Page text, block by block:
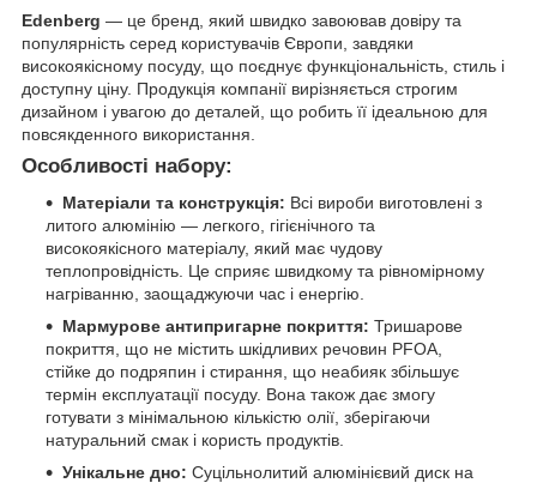
Edenberg — це бренд, який швидко завоював довіру та
популярність серед користувачів Європи, завдяки
високоякісному посуду, що поєднує функціональність, стиль і
доступну ціну. Продукція компанії вирізняється строгим
дизайном і увагою до деталей, що робить її ідеальною для
повсякденного використання.
Особливості набору:
Матеріали та конструкція: Всі вироби виготовлені з
литого алюмінію — легкого, гігієнічного та
високоякісного матеріалу, який має чудову
теплопровідність. Це сприяє швидкому та рівномірному
нагріванню, заощаджуючи час і енергію.
Мармурове антипригарне покриття: Тришарове
покриття, що не містить шкідливих речовин PFOA,
стійке до подряпин і стирання, що неабияк збільшує
термін експлуатації посуду. Вона також дає змогу
готувати з мінімальною кількістю олії, зберігаючи
натуральний смак і користь продуктів.
Унікальне дно: Суцільнолитий алюмінієвий диск на